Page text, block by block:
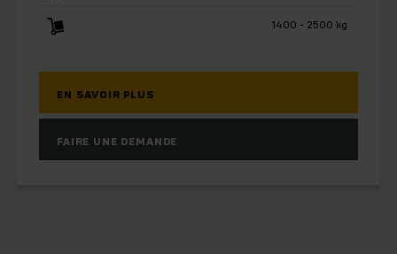
1400 - 2500 kg
EN SAVOIR PLUS
FAIRE UNE DEMANDE